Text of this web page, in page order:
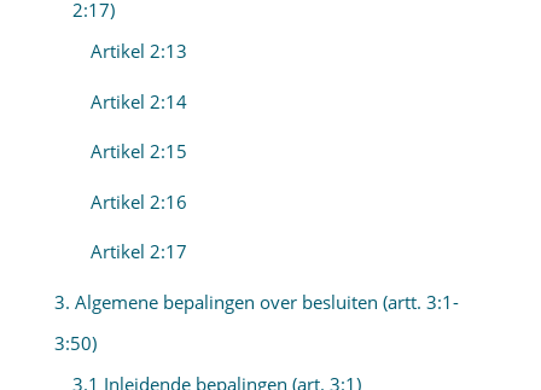
2:17)
Artikel 2:13
Artikel 2:14
Artikel 2:15
Artikel 2:16
Artikel 2:17
3. Algemene bepalingen over besluiten (artt. 3:1-
3:50)
3.1 Inleidende bepalingen (art. 3:1)